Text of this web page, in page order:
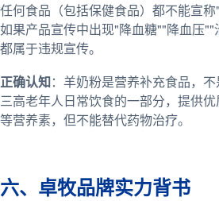
任何食品（包括保健食品）都不能宣称
如果产品宣传中出现"降血糖""降血压""
都属于违规宣传。
正确认知：羊奶粉是营养补充食品，
三高老年人日常饮食的一部分，提供
等营养素，但不能替代药物治疗。
六、卓牧品牌实力背书